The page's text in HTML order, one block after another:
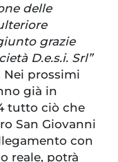
delle
grazie
D.e.s.i. Srl”
Nei prossimi
già in
tutto ciò che
San Giovanni
con
reale, potrà